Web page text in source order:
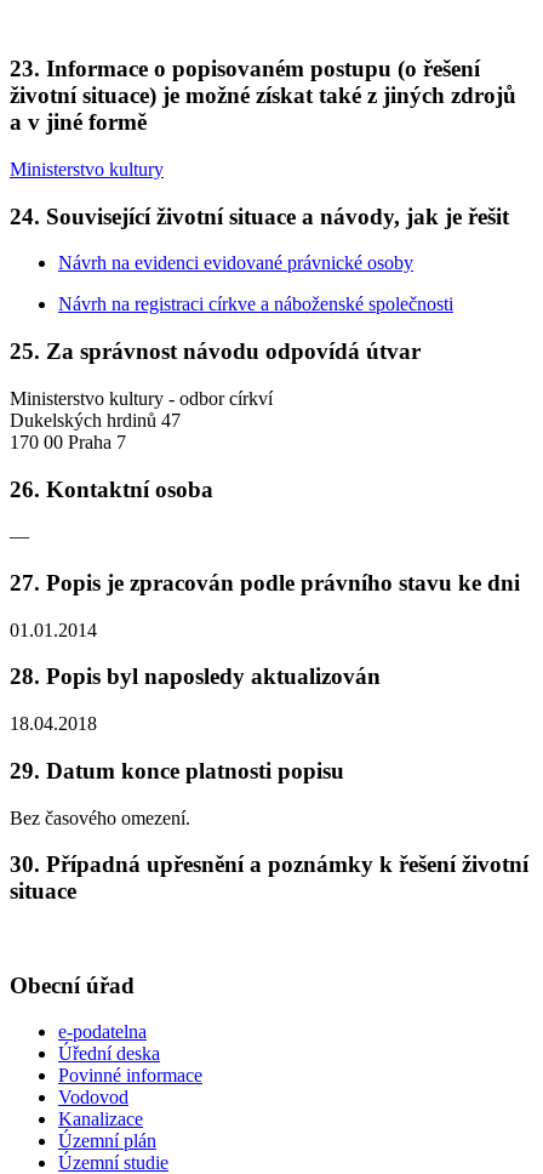
23. Informace o popisovaném postupu (o řešení
životní situace) je možné získat také z jiných zdrojů
a v jiné formě
Ministerstvo kultury
24. Související životní situace a návody, jak je řešit
Návrh na evidenci evidované právnické osoby
Návrh na registraci církve a náboženské společnosti
25. Za správnost návodu odpovídá útvar
Ministerstvo kultury - odbor církví
Dukelských hrdinů 47
170 00 Praha 7
26. Kontaktní osoba
—
27. Popis je zpracován podle právního stavu ke dni
01.01.2014
28. Popis byl naposledy aktualizován
18.04.2018
29. Datum konce platnosti popisu
Bez časového omezení.
30. Případná upřesnění a poznámky k řešení životní
situace
Obecní úřad
e-podatelna
Úřední deska
Povinné informace
Vodovod
Kanalizace
Územní plán
Územní studie